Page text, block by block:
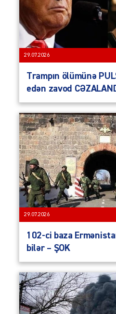
29.07.2026
Trampın ölümünə
edən zavod
29.07.2026
102-ci baza
bilər – ŞOK